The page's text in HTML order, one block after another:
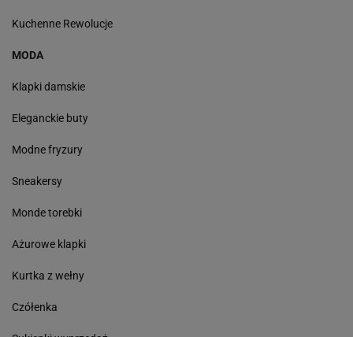
Kuchenne Rewolucje
MODA
Klapki damskie
Eleganckie buty
Modne fryzury
Sneakersy
Monde torebki
Ażurowe klapki
Kurtka z wełny
Czółenka